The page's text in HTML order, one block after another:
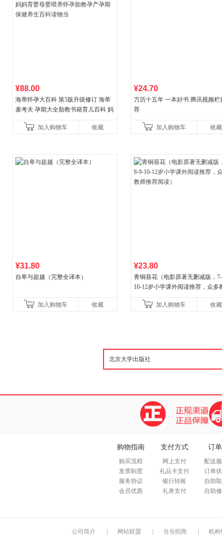
¥88.00
海蒂怀孕大百科 第5版升级修订 海蒂
麦考夫 孕期大全胎教书籍育儿百科 妈
健养生百科读物当
加入购物车 收藏
¥24.70
万历十五年 一本好书 腾讯视频栏
荐
加入购物车 收藏
¥31.80
自卑与超越（完整全译本）
加入购物车 收藏
¥23.80
青铜葵花（电影原著无删减版，
10-12岁小学课外阅读推荐，众多
加入购物车
收藏
购物指南
购买流程
发票制度
服务协议
会员优惠
支付方式
网上支付
礼品卡支付
银行转账
礼券支付
订
配送
订单
自助
自助
公司简介 网站联盟 当当招商 机构